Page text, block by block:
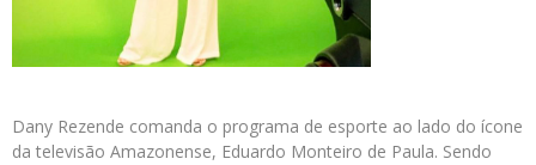
Dany Rezende comanda o programa de esporte ao lado do ícone
da televisão Amazonense, Eduardo Monteiro de Paula. Sendo